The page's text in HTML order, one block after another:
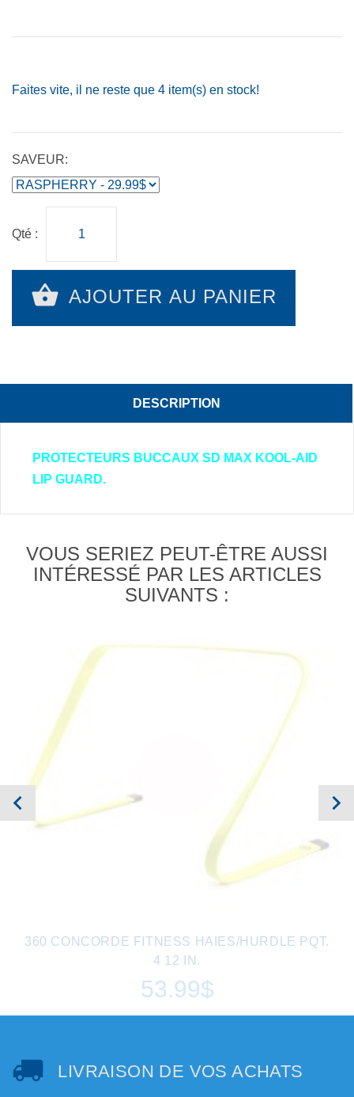
Faites vite, il ne reste que 4 item(s) en stock!
SAVEUR:
Qté :
AJOUTER AU PANIER
DESCRIPTION
PROTECTEURS BUCCAUX SD MAX KOOL-AID
LIP GUARD.
VOUS SERIEZ PEUT-ÊTRE AUSSI
INTÉRESSÉ PAR LES ARTICLES
SUIVANTS :
360 CONCORDE FITNESS HAIES/HURDLE PQT.
4 12 IN.
53.99$
LIVRAISON DE VOS ACHATS